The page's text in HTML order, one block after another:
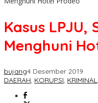
Kasus LPJU,
Menghuni
bujang4 Desember 2019
DAERAH, KORUPSI, KRIMINAL,